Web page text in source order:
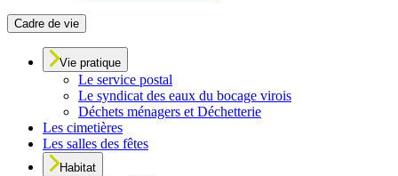
Cadre de vie
Vie pratique
Le service postal
Le syndicat des eaux du bocage virois
Déchets ménagers et Déchetterie
Les cimetières
Les salles des fêtes
Habitat